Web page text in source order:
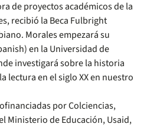
de proyectos académicos de la
recibió la Beca Fulbright
Morales empezará su
en la Universidad de
investigará sobre la historia
lectura en el siglo XX en nuestro
por Colciencias,
Ministerio de Educación, Usaid,